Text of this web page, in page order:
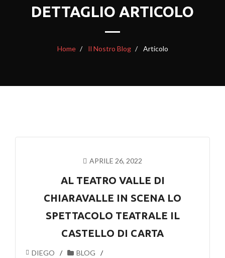
DETTAGLIO ARTICOLO
Home Il Nostro Blog Articolo
APRILE 26, 2022
AL TEATRO VALLE DI
CHIARAVALLE IN SCENA LO
SPETTACOLO TEATRALE IL
CASTELLO DI CARTA
DIEGO
BLOG